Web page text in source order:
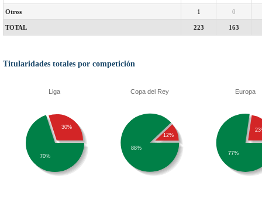
Otros 1 0
TOTAL 223 163
Titularidades totales por competición
Liga
70%
30%
Copa del Rey
88%
12%
Europa
77%